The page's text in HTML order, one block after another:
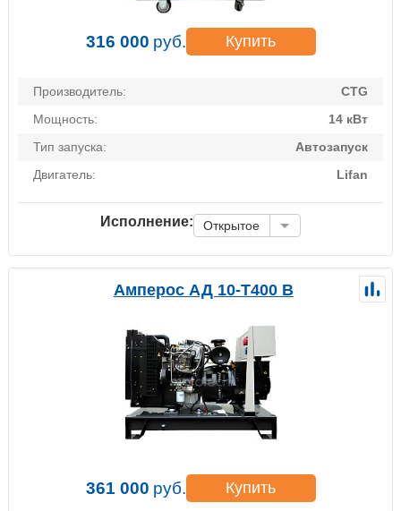
316 000 руб. Купить
Производитель:
CTG
Мощность:
14 кВт
Тип запуска:
Автозапуск
Двигатель:
Lifan
Исполнение: Открытое
Амперос АД 10-Т400 B
361 000 руб. Купить